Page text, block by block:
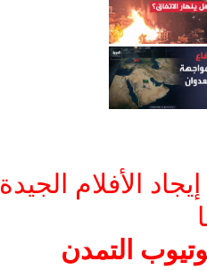
الأفلام الجيدة
التمدن